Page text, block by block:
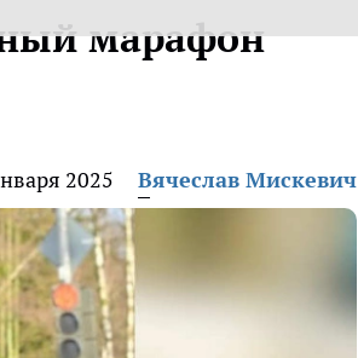
марафон
2025 Вячеслав Мискевич